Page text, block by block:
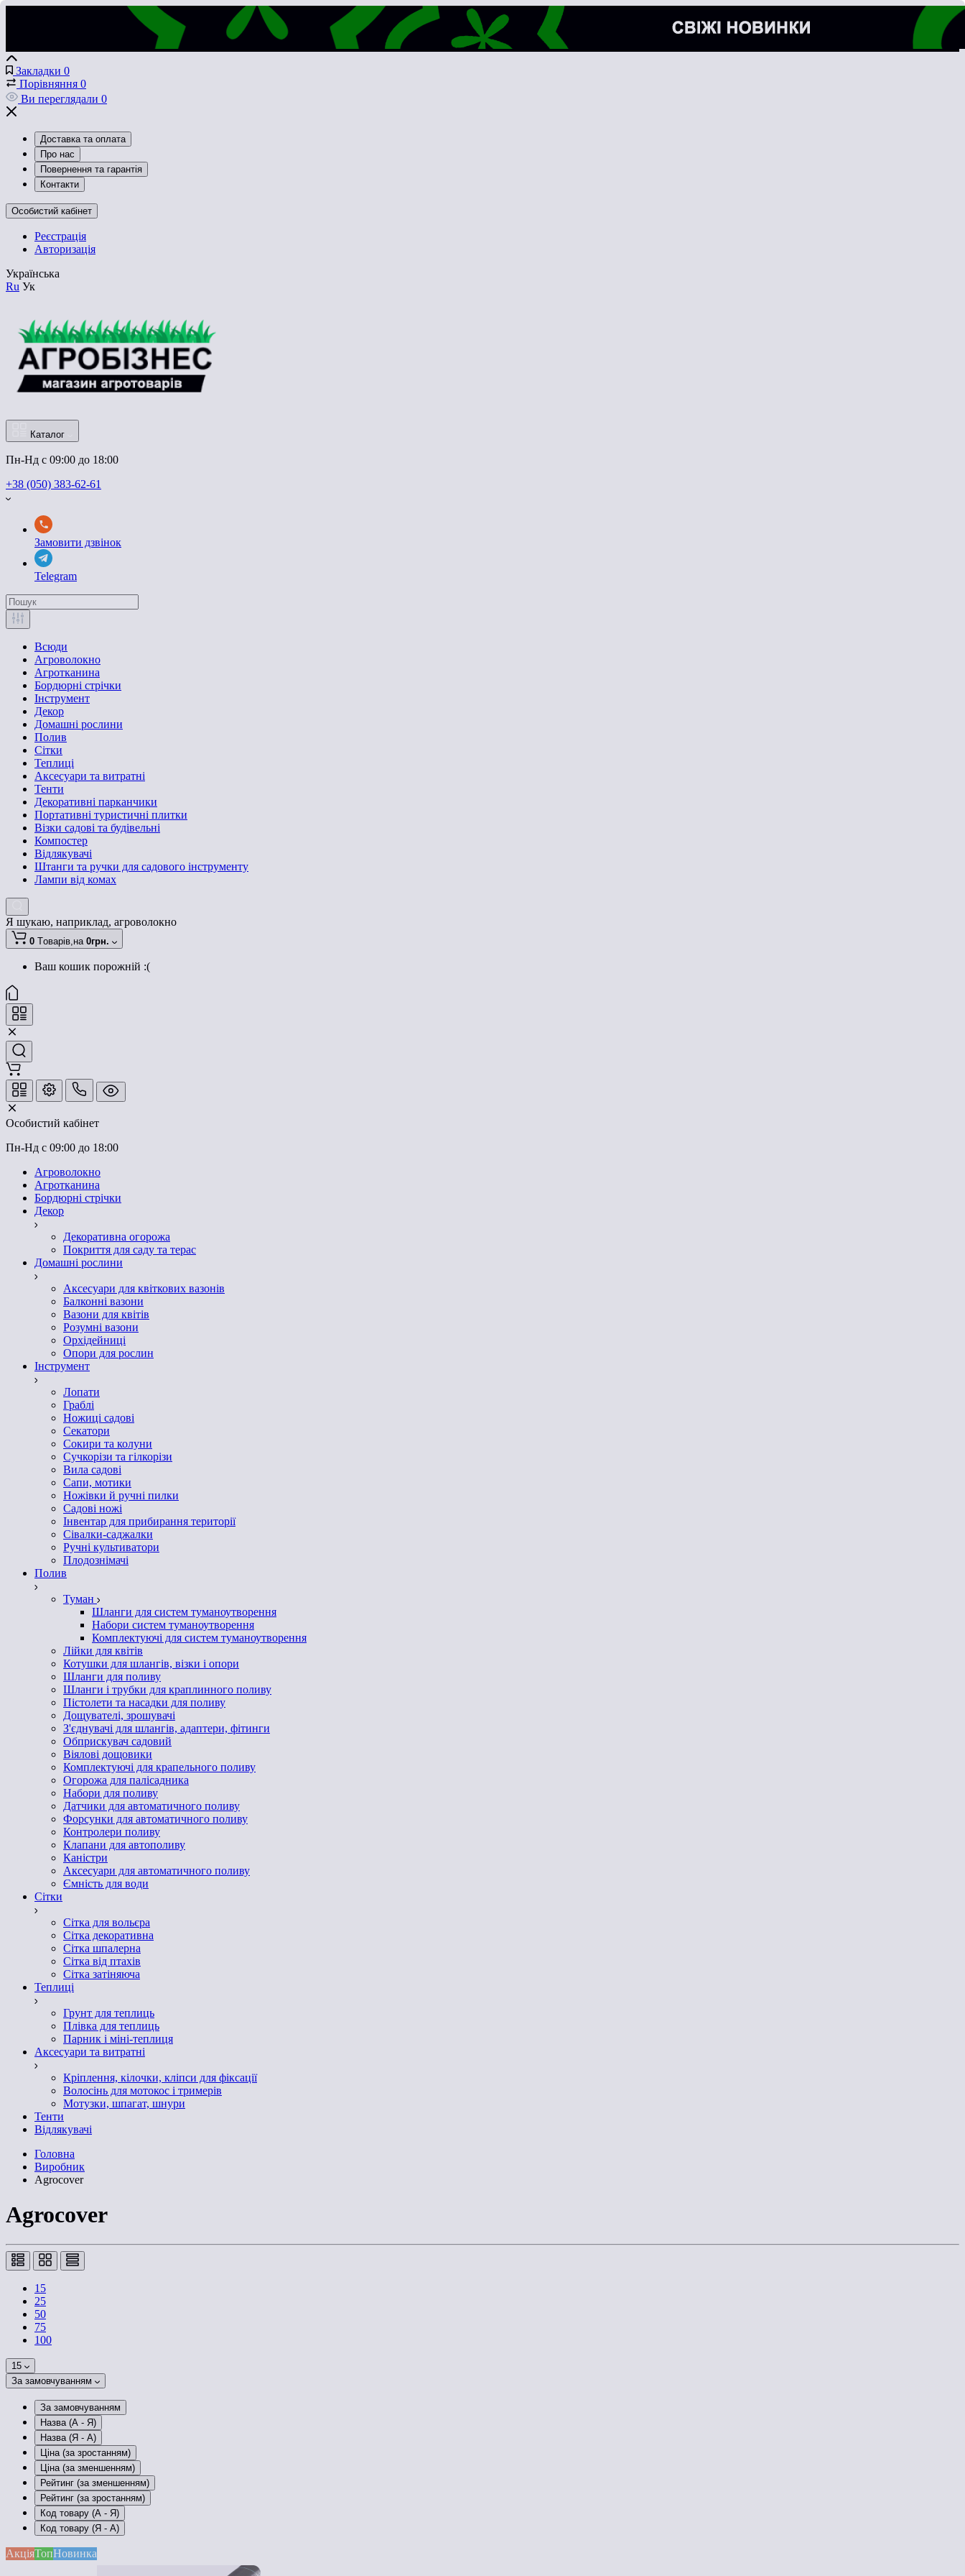
Закладки 0
Порівняння 0
Ви переглядали 0
Доставка та оплата
Про нас
Повернення та гарантія
Контакти
Особистий кабінет
Реєстрація
Авторизація
Українська
Ru Ук
Каталог
Пн-Нд с 09:00 до 18:00
+38 (050) 383-62-61
Замовити дзвінок
Telegram
Всюди
Агроволокно
Агротканина
Бордюрні стрічки
Інструмент
Декор
Домашні рослини
Полив
Сітки
Теплиці
Аксесуари та витратні
Тенти
Декоративні парканчики
Портативні туристичні плитки
Візки садові та будівельні
Компостер
Відлякувачі
Штанги та ручки для садового інструменту
Лампи від комах
Я шукаю, наприклад, агроволокно
0 Tоварів,на 0грн.
Ваш кошик порожній :(
Особистий кабінет
Пн-Нд с 09:00 до 18:00
Агроволокно
Агротканина
Бордюрні стрічки
Декор
Декоративна огорожа
Покриття для саду та терас
Домашні рослини
Аксесуари для квіткових вазонів
Балконні вазони
Вазони для квітів
Розумні вазони
Орхідейниці
Опори для рослин
Інструмент
Лопати
Граблі
Ножиці садові
Секатори
Сокири та колуни
Сучкорізи та гілкорізи
Вила садові
Сапи, мотики
Ножівки й ручні пилки
Садові ножі
Інвентар для прибирання території
Сівалки-саджалки
Ручні культиватори
Плодознімачі
Полив
Туман
Шланги для систем туманоутворення
Набори систем туманоутворення
Комплектуючі для систем туманоутворення
Лійки для квітів
Котушки для шлангів, візки і опори
Шланги для поливу
Шланги і трубки для краплинного поливу
Пістолети та насадки для поливу
Дощувателі, зрошувачі
З'єднувачі для шлангів, адаптери, фітинги
Обприскувач садовий
Віялові дощовики
Комплектуючі для крапельного поливу
Огорожа для палісадника
Набори для поливу
Датчики для автоматичного поливу
Форсунки для автоматичного поливу
Контролери поливу
Клапани для автополиву
Каністри
Аксесуари для автоматичного поливу
Ємність для води
Сітки
Сітка для вольєра
Сітка декоративна
Сітка шпалерна
Сітка від птахів
Сітка затіняюча
Теплиці
Грунт для теплиць
Плівка для теплиць
Парник і міні-теплиця
Аксесуари та витратні
Кріплення, кілочки, кліпси для фіксації
Волосінь для мотокос і тримерів
Мотузки, шпагат, шнури
Тенти
Відлякувачі
Головна
Виробник
Agrocover
Agrocover
15
25
50
75
100
15
За замовчуванням
За замовчуванням
Назва (А - Я)
Назва (Я - А)
Ціна (за зростанням)
Ціна (за зменшенням)
Рейтинг (за зменшенням)
Рейтинг (за зростанням)
Код товару (А - Я)
Код товару (Я - А)
АкціяТопНовинка